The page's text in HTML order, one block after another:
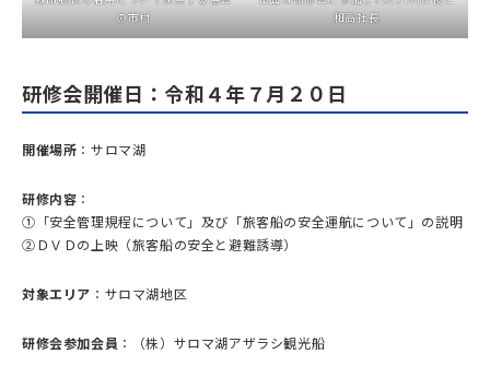
の市村
和高社長
研修会開催日：令和４年７月２０日
開催場所 ：サロマ湖
研修内容 ：
①「安全管理規程について」及び「旅客船の安全運航について」の説明
②ＤＶＤの上映（旅客船の安全と避難誘導）
対象エリア ：サロマ湖地区
研修会参加会員 ：（株）サロマ湖アザラシ観光船